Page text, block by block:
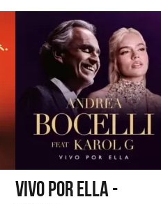
VIVO POR ELLA -